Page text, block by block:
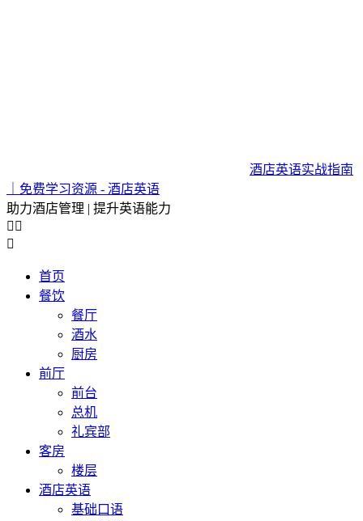
酒店英语实战指南
｜免费学习资源 - 酒店英语
助力酒店管理 | 提升英语能力
 

首页
餐饮
餐厅
酒水
厨房
前厅
前台
总机
礼宾部
客房
楼层
酒店英语
基础口语